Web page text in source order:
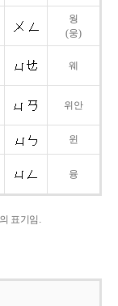
웡
(웅)
웨
위안
윈
융
표기임.